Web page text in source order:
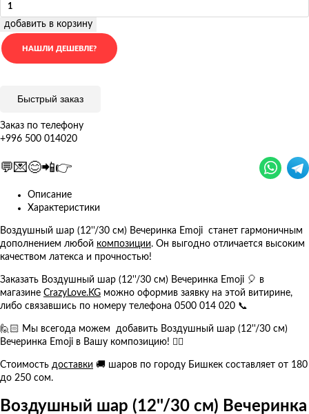
добавить в корзину
Быстрый заказ
Заказ по телефону
+996 500 014020
💬💌😊📲👉
Описание
Характеристики
Воздушный шар (12''/30 см) Вечеринка Emoji станет гармоничным
дополнением любой композиции. Он выгодно отличается высоким
качеством латекса и прочностью!
Заказать Воздушный шар (12''/30 см) Вечеринка Emoji 🎈 в
магазине CrazyLove.KG можно оформив заявку на этой витирине,
либо связавшись по номеру телефона 0500 014 020 📞
🙋🏻 Мы всегода можем добавить Воздушный шар (12''/30 см)
Вечеринка Emoji в Вашу композицию! 👍🏻
Стоимость доставки 🚚 шаров по городу Бишкек составляет от 180
до 250 сом.
Воздушный шар (12''/30 см) Вечеринка